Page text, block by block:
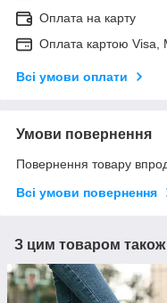
Оплата на карту
Оплата картою Visa,
Всі умови оплати
Умови повернення
Повернення товару
Всі умови повернення
З цим товаром